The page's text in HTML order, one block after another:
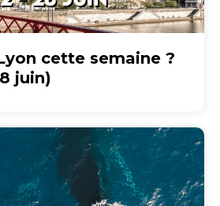
cette semaine ?
juin)